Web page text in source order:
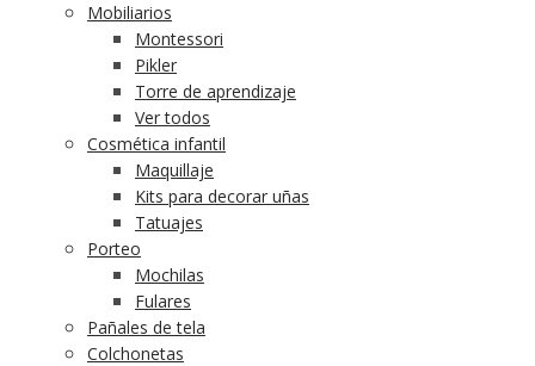
Mobiliarios
Montessori
Pikler
Torre de aprendizaje
Ver todos
Cosmética infantil
Maquillaje
Kits para decorar uñas
Tatuajes
Porteo
Mochilas
Fulares
Pañales de tela
Colchonetas